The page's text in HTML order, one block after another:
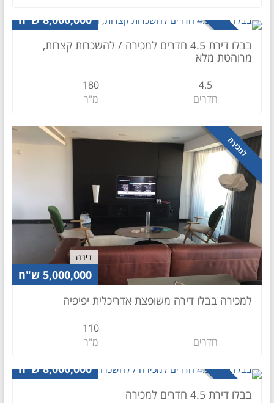
למכירה
8,000,000 ש"ח
בבלו דירת 4.5 חדרים למכירה / להשכרות קצרות,
מרוהטת מלא
4.5
חדרים
180
מ"ר
למכירה
דירה
5,000,000 ש"ח
למכירה בבלו דירה משופצת אדריכלית יפיפיה
חדרים
110
מ"ר
למכירה
8,000,000 ש"ח
בבלו דירת 4.5 חדרים למכירה